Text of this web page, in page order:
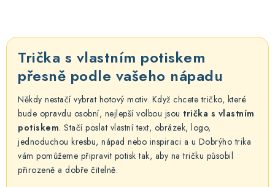
v
Trička s vlastním potiskem
přesně podle vašeho nápadu
Někdy nestačí vybrat hotový motiv. Když chcete tričko, které
bude opravdu osobní, nejlepší volbou jsou trička s vlastním
potiskem. Stačí poslat vlastní text, obrázek, logo,
jednoduchou kresbu, nápad nebo inspiraci a u Dobrýho trika
vám pomůžeme připravit potisk tak, aby na tričku působil
přirozeně a dobře čitelně.